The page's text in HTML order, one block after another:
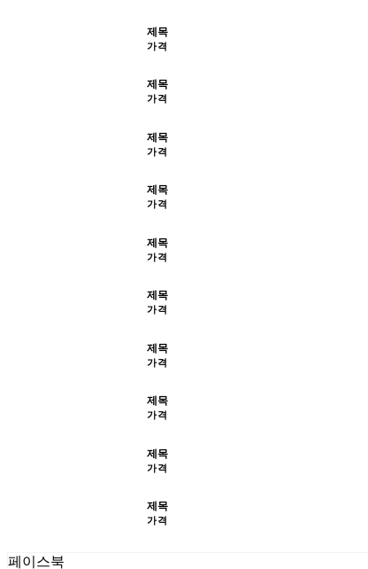
제목
가격
제목
가격
제목
가격
제목
가격
제목
가격
제목
가격
제목
가격
제목
가격
제목
가격
제목
가격
페이스북